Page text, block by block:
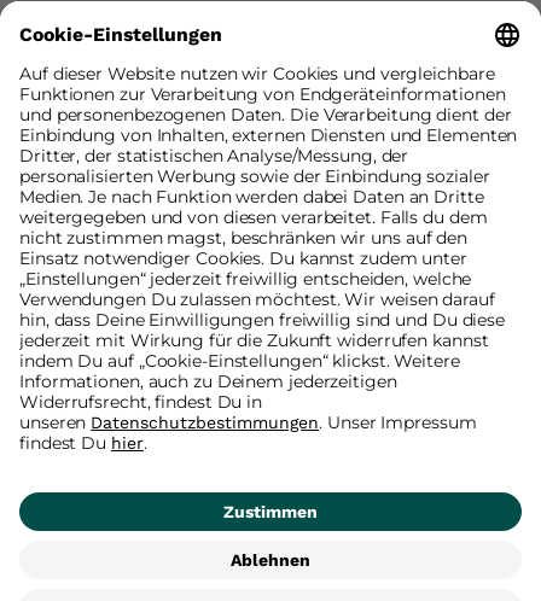
Bitte nimm unsere Datenschutzerklärungzur Kenntnis.